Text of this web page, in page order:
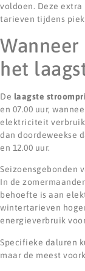
voldoen. Deze
tarieven tijdens
het
De laagste
en 07.00 uur,
elektriciteit
dan doordeweekse
en 12.00 uur.
Seizoensgebonden
In de
behoefte is aan
wintertarieven
energieverbruik
Specifieke daluren
maar de meest